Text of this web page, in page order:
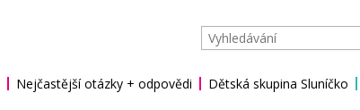
Nejčastější otázky + odpovědi
Dětská skupina Sluníčko